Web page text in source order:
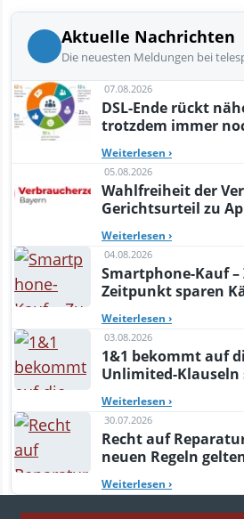
Aktuelle Nachrichten
Die neuesten Meldungen bei
07.08.2026
DSL-Ende rückt
trotzdem immer
Weiterlesen ›
05.08.2026
Wahlfreiheit der
Gerichtsurteil zu
Weiterlesen ›
04.08.2026
Smartphone-Kauf –
Zeitpunkt sparen
Weiterlesen ›
03.08.2026
1&1 bekommt auf
Unlimited-Klauseln
Weiterlesen ›
30.07.2026
Recht auf
neuen Regeln
Weiterlesen ›